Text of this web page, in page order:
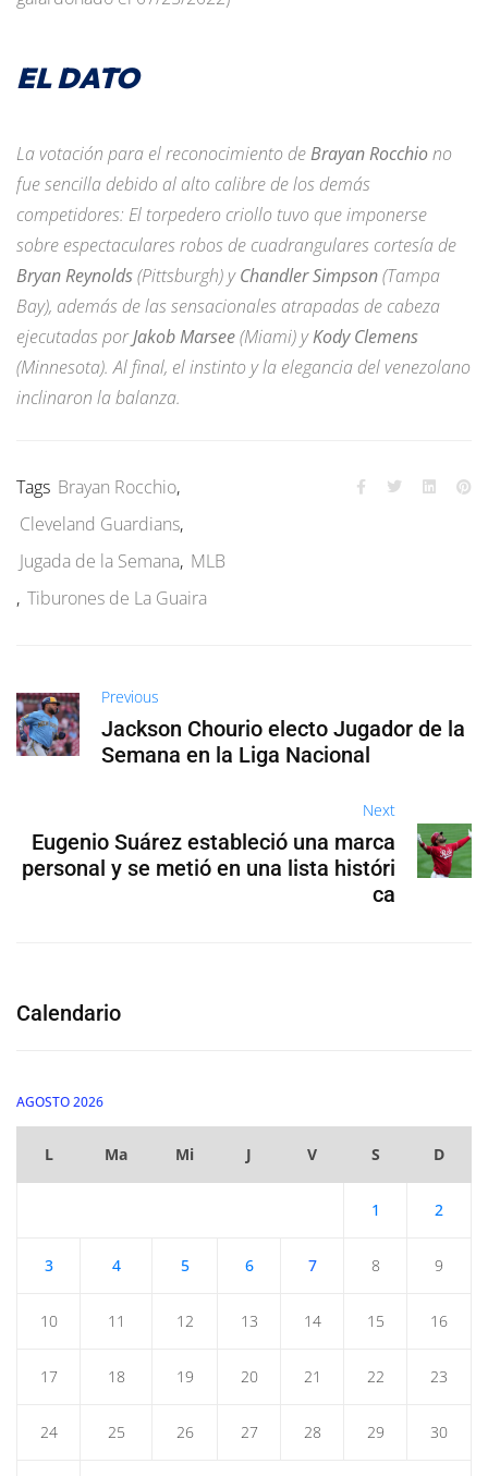
EL DATO
La votación para el reconocimiento deBrayan Rocchiono
fue sencilla debido al alto calibre de los demás
competidores: El torpedero criollo tuvo que imponerse
sobre espectaculares robos de cuadrangulares cortesía de
Bryan Reynolds(Pittsburgh) yChandler Simpson(Tampa
Bay), además de las sensacionales atrapadas de cabeza
ejecutadas porJakob Marsee(Miami) yKody Clemens
(Minnesota). Al final, el instinto y la elegancia del venezolano
inclinaron la balanza.
Tags Brayan Rocchio,
Cleveland Guardians,
Jugada de la Semana, MLB
, Tiburones de La Guaira
Previous
Jackson Chourio electo Jugador de la
Semana en la Liga Nacional
Next
Eugenio Suárez estableció una marca
personal y se metió en una lista históri
ca
Calendario
AGOSTO 2026
L Ma Mi J V S D
1 2
3 4 5 6 7 8 9
10 11 12 13 14 15 16
17 18 19 20 21 22 23
24 25 26 27 28 29 30